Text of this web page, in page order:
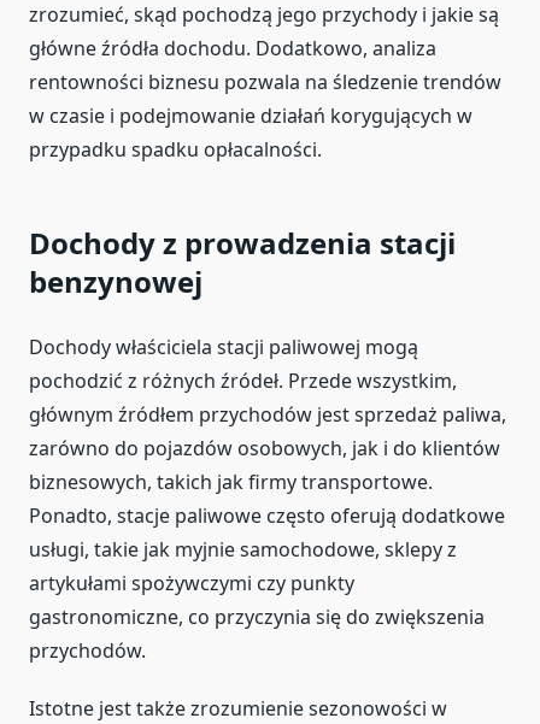
zrozumieć, skąd pochodzą jego przychody i jakie są
główne źródła dochodu. Dodatkowo, analiza
rentowności biznesu pozwala na śledzenie trendów
w czasie i podejmowanie działań korygujących w
przypadku spadku opłacalności.
Dochody z prowadzenia stacji
benzynowej
Dochody właściciela stacji paliwowej mogą
pochodzić z różnych źródeł. Przede wszystkim,
głównym źródłem przychodów jest sprzedaż paliwa,
zarówno do pojazdów osobowych, jak i do klientów
biznesowych, takich jak firmy transportowe.
Ponadto, stacje paliwowe często oferują dodatkowe
usługi, takie jak myjnie samochodowe, sklepy z
artykułami spożywczymi czy punkty
gastronomiczne, co przyczynia się do zwiększenia
przychodów.
Istotne jest także zrozumienie sezonowości w